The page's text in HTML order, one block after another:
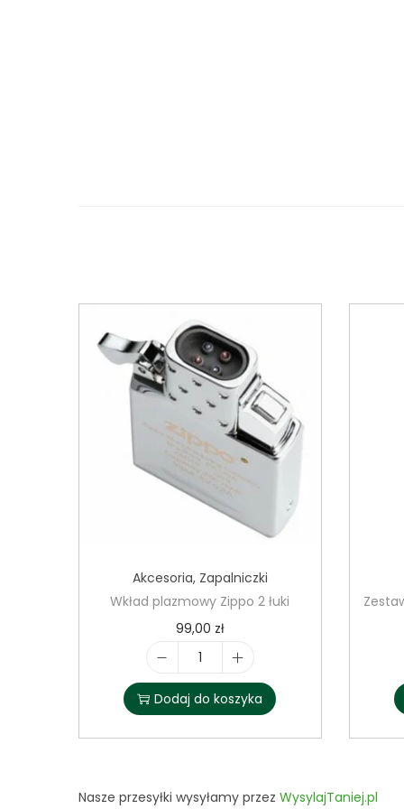
Akcesoria, Zapalniczki
Wkład plazmowy Zippo 2 łuki
99,00 zł
l
o
ś
W
Dodaj do koszyka
Nasze przesyłki wysyłamy przez WysylajTaniej.pl